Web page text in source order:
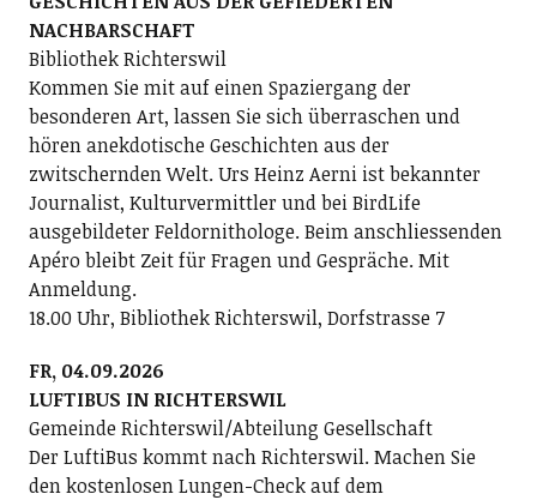
NACHBARSCHAFT
Bibliothek Richterswil
Kommen Sie mit auf einen Spaziergang der
besonderen Art, lassen Sie sich überraschen und
hören anekdotische Geschichten aus der
zwitschernden Welt. Urs Heinz Aerni ist bekannter
Journalist, Kulturvermittler und bei BirdLife
ausgebildeter Feldornithologe. Beim anschliessenden
Apéro bleibt Zeit für Fragen und Gespräche. Mit
Anmeldung.
18.00 Uhr, Bibliothek Richterswil, Dorfstrasse 7
FR, 04.09.2026
LUFTIBUS IN RICHTERSWIL
Gemeinde Richterswil/Abteilung Gesellschaft
Der LuftiBus kommt nach Richterswil. Machen Sie
den kostenlosen Lungen-Check auf dem